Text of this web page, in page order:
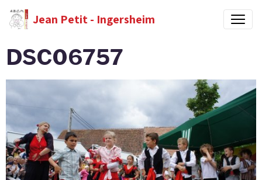
Jean Petit - Ingersheim
DSC06757